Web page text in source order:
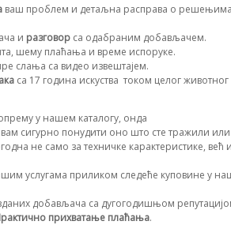
ваш проблем и детаљна расправа о
и разговор са одабраним добављачем.
шему плаћања и време испоруке.
слања са видео извештајем.
са 17 година искуства током целог животног
у нашем каталогу, онда
сигурно понудити оно што сте тражили
не само за техничке карактеристике, већ
услугама приликом следеће куповине у
добављача са дугогодишњом
прихватање плаћања.